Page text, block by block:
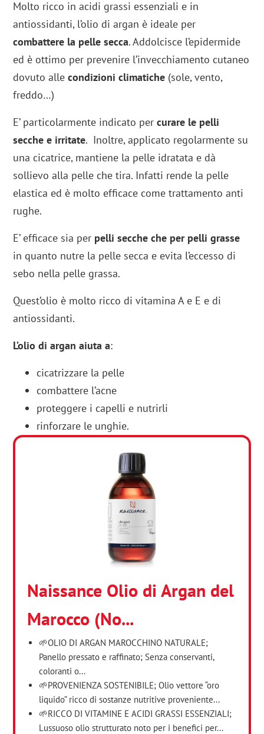
Molto ricco in acidi grassi essenziali e in
antiossidanti, l’olio di argan è ideale per
combattere la pelle secca. Addolcisce l’epidermide
ed è ottimo per prevenire l’invecchiamento cutaneo
dovuto alle condizioni climatiche (sole, vento,
freddo…)
E’ particolarmente indicato percurare le pelli
secche e irritate. Inoltre, applicato regolarmente su
una cicatrice, mantiene la pelle idratata e dà
sollievo alla pelle che tira. Infatti rende la pelle
elastica ed è molto efficace come trattamento anti
rughe.
E’ efficace sia per pelli secche che per pelli grasse
in quanto nutre la pelle secca e evita l’eccesso di
sebo nella pelle grassa.
Quest’olio è molto ricco di vitamina A e E e di
antiossidanti.
L’olio di argan aiuta a:
cicatrizzare la pelle
combattere l’acne
proteggere i capelli e nutrirli
rinforzare le unghie.
Naissance Olio di Argan del
Marocco (No...
🌱OLIO DI ARGAN MAROCCHINO NATURALE;
Panello pressato e raffinato; Senza conservanti,
coloranti o...
🌱PROVENIENZA SOSTENIBILE; Olio vettore “oro
liquido” ricco di sostanze nutritive proveniente...
🌱RICCO DI VITAMINE E ACIDI GRASSI ESSENZIALI;
Lussuoso olio strutturato noto per i benefici per...